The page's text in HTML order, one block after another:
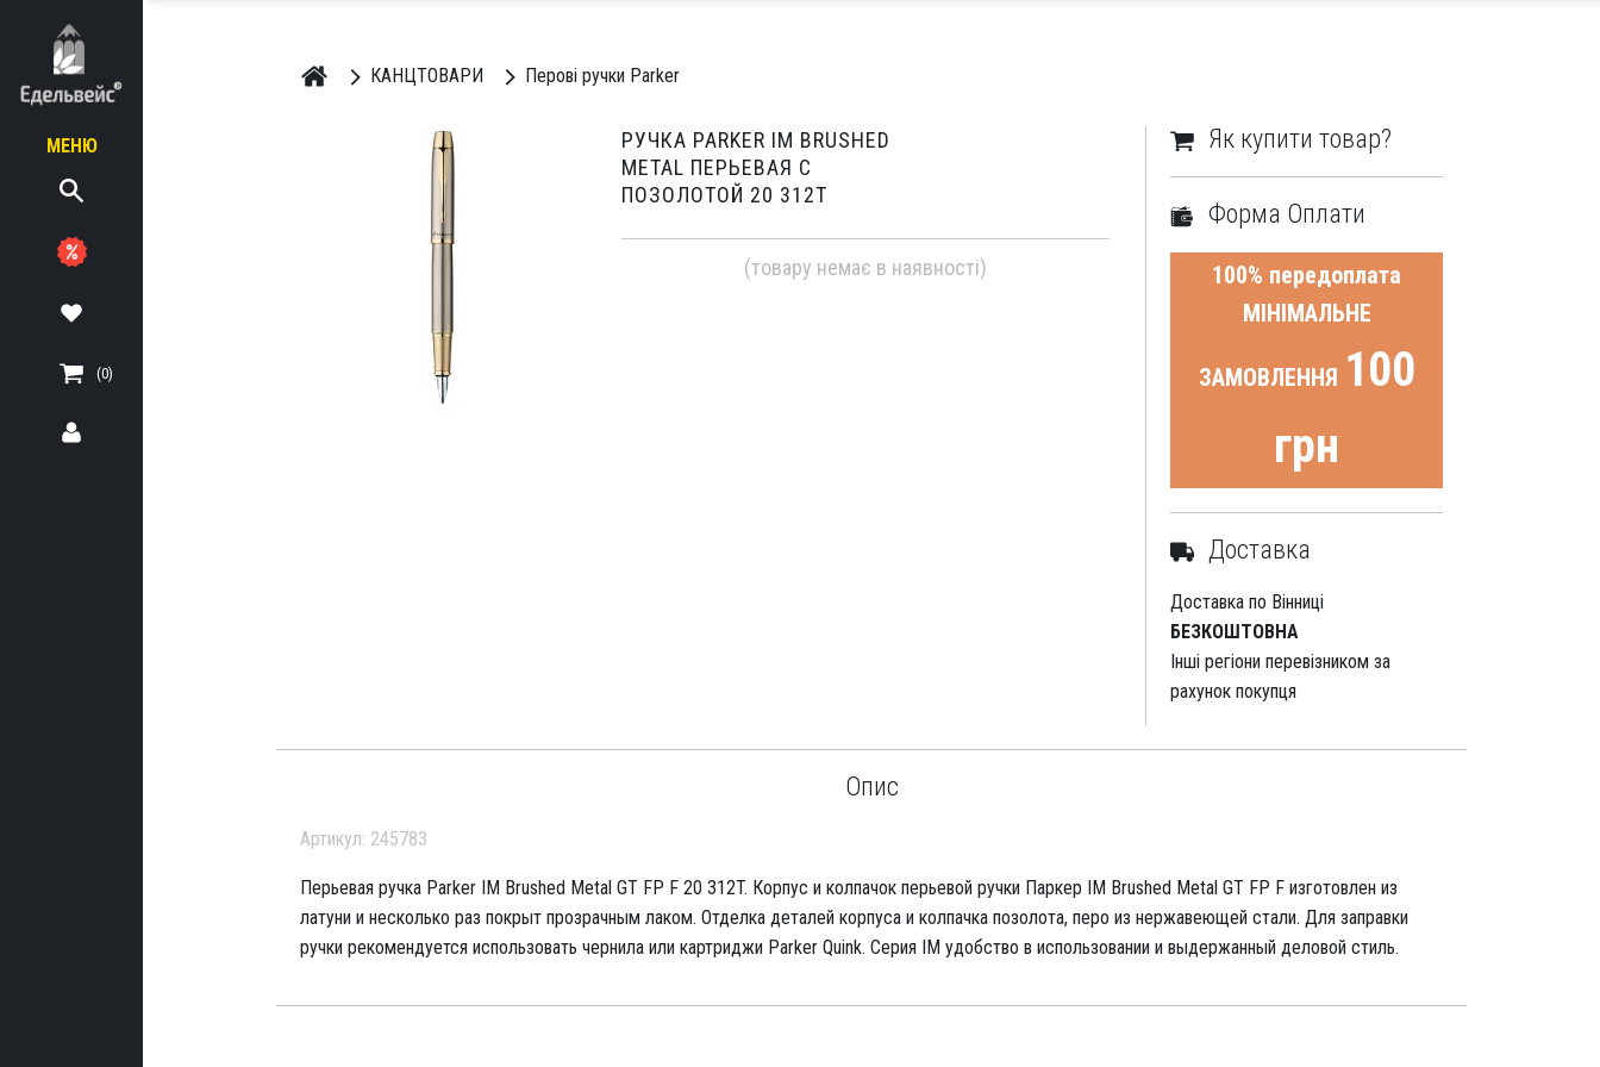
МЕНЮ
(0)
КАНЦТОВАРИ Перові ручки Parker
Як купити товар?
Форма Оплати
100% передоплата
МІНІМАЛЬНЕ
ЗАМОВЛЕННЯ 100
грн
Доставка
Доставка по Вінниці
БЕЗКОШТОВНА
Інші регіони перевізником за
рахунок покупця
РУЧКА PARKER IM BRUSHED
METAL ПЕРЬЕВАЯ С
ПОЗОЛОТОЙ 20 312Т
(товару немає в наявності)
Опис
Артикул: 245783
Перьевая ручка Parker IM Brushed Metal GT FP F 20 312T. Корпус и колпачок перьевой ручки Паркер IM Brushed Metal GT FP F изготовлен из
латуни и несколько раз покрыт прозрачным лаком. Отделка деталей корпуса и колпачка позолота, перо из нержавеющей стали. Для заправки
ручки рекомендуется использовать чернила или картриджи Parker Quink. Серия IM удобство в использовании и выдержанный деловой стиль.